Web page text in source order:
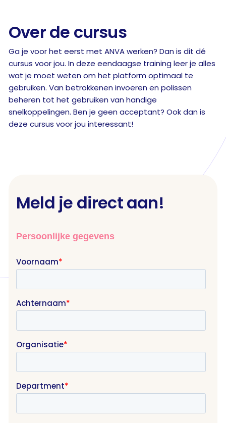
Over de cursus
Ga je voor het eerst met ANVA werken? Dan is dit dé
cursus voor jou. In deze eendaagse training leer je alles
wat je moet weten om het platform optimaal te
gebruiken. Van betrokkenen invoeren en polissen
beheren tot het gebruiken van handige
snelkoppelingen. Ben je geen acceptant? Ook dan is
deze cursus voor jou interessant!
Meld je direct aan!